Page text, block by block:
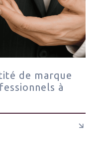
de marque
à